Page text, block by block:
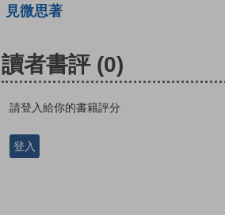
見微思著
讀者書評 (0)
請登入給你的書籍評分
登入